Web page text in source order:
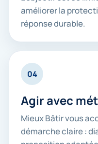
améliorer la
réponse durable.
04
Agir avec
Mieux Bâtir vous
démarche claire :